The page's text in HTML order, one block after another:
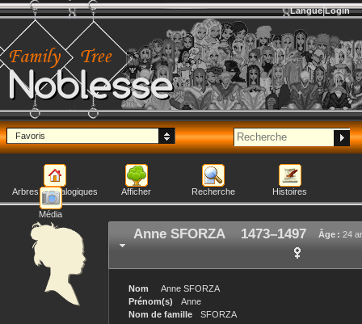
Noblesse
Langue Login
Favoris
Arbres généalogiques Afficher Recherche Histoires
Média
Anne SFORZA Âge : 24
1473–1497
Nom Anne SFORZA
Prénom(s)
Anne
Nom de famille
SFORZA